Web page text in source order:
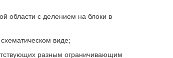
области с делением на блоки в
виде;
разным ограничивающим